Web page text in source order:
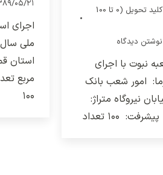
۱۳۸۹/۰۵/
۱۰۰
کلید تحویل (0 تا 100
نوشتن دیدگاه
نبوت با اجرای
سال: ۱۳۷۹ کارفرما: امور شعب بانک
نیروگاه متراژ: